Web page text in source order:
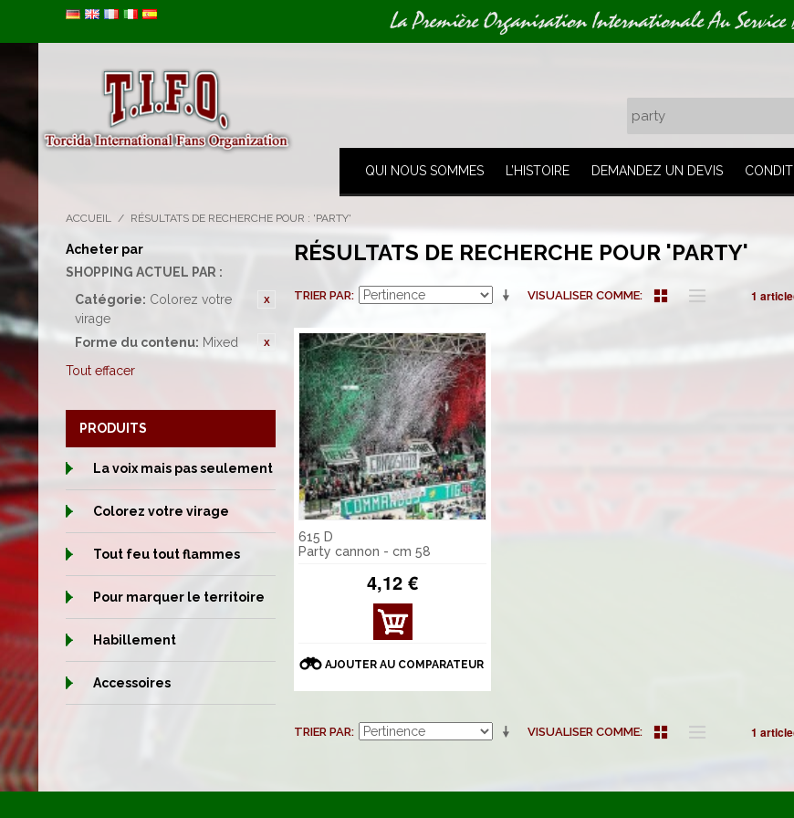
La Première Organisation Internationale Au Service
QUI NOUS SOMMES L’HISTOIRE DEMANDEZ UN DEVIS
ACCUEIL / RÉSULTATS DE RECHERCHE POUR : 'PARTY'
Acheter par
SHOPPING ACTUEL PAR :
Catégorie: Colorez votre
virage
Forme du contenu: Mixed
Tout effacer
RÉSULTATS DE RECHERCHE POUR 'PARTY'
VISUALISER COMME
TRIER PAR 1
615 D
Party cannon - cm 58
4,12 €
AFFI
CHE
DÉT
AILS
AJOUTER AU COMPARATEUR
VISUALISER COMME
TRIER PAR 1
PRODUITS
La voix mais pas seulement
Colorez votre virage
Tout feu tout flammes
Pour marquer le territoire
Habillement
Accessoires